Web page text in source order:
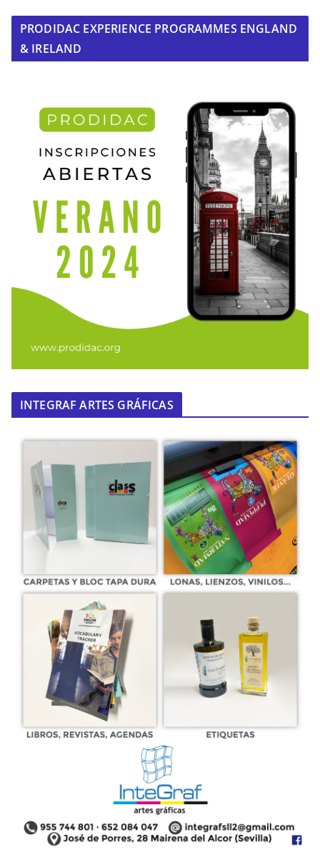
PRODIDAC EXPERIENCE PROGRAMMES ENGLAND
& IRELAND
INTEGRAF ARTES GRÁFICAS